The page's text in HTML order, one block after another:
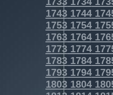
17431744
17531754
17631764
17731774
17831784
17931794
18031804